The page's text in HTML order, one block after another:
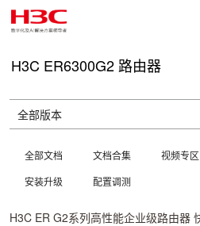
H3C ER6300G2 路由器
全部文档 文档合集 视频专区
安装升级
配置调测
H3C ER G2系列高性能企业级路由器